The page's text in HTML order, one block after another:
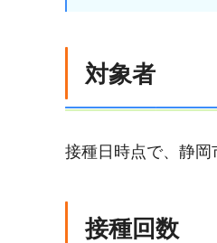
対象者
接種日時点で、静
接種回数